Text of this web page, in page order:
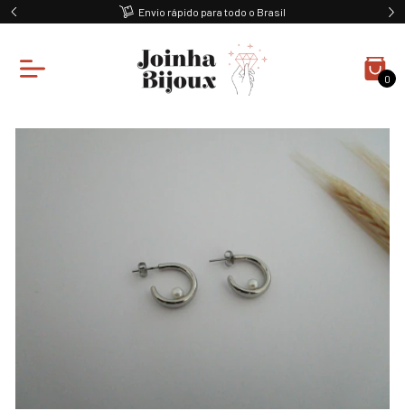
Envio rápido para todo o Brasil
0